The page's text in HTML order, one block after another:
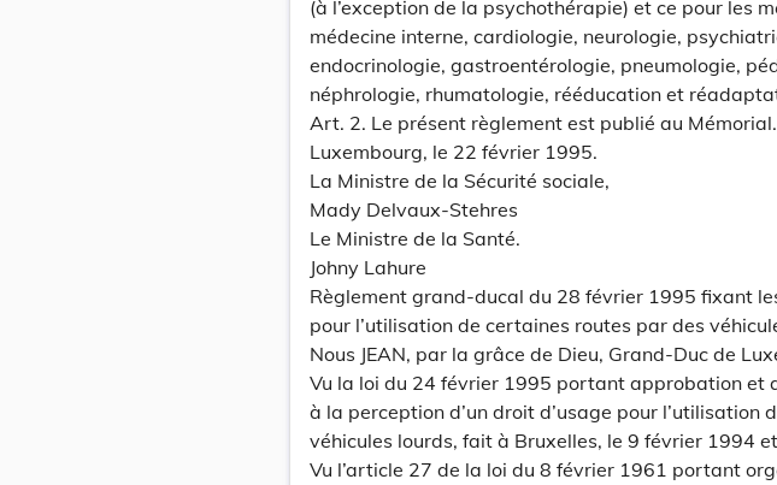
(à l’exception de la psychothérapie) et ce pour les
médecine interne, cardiologie, neurologie,
endocrinologie, gastroentérologie, pneumologie,
néphrologie, rhumatologie, rééducation et
Art. 2. Le présent règlement est publié au Mémorial.
Luxembourg, le 22 février 1995.
La Ministre de la Sécurité sociale,
Mady Delvaux-Stehres
Le Ministre de la Santé.
Johny Lahure
Règlement grand-ducal du 28 février 1995 fixant
pour l’utilisation de certaines routes par des
Nous JEAN, par la grâce de Dieu, Grand-Duc de
Vu la loi du 24 février 1995 portant approbation et
à la perception d’un droit d’usage pour l’utilisation
véhicules lourds, fait à Bruxelles, le 9 février 1994
Vu l’article 27 de la loi du 8 février 1961 portant